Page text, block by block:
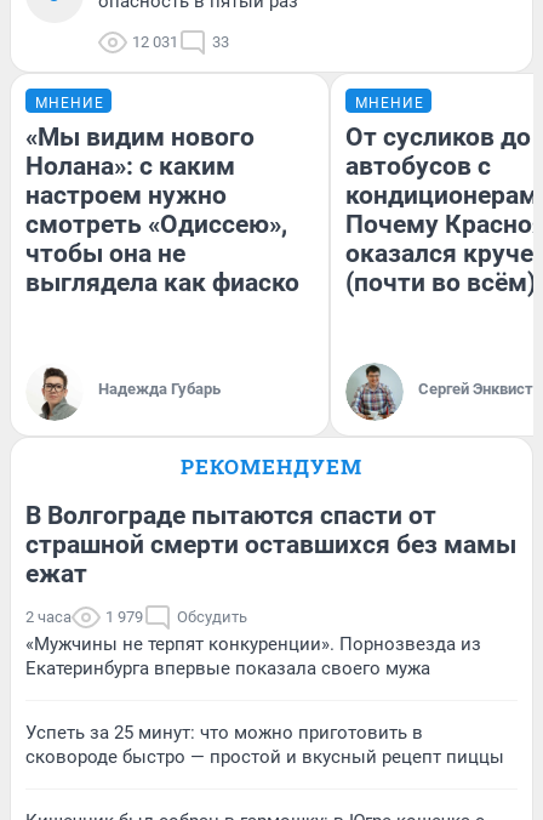
12 031 33
МНЕНИЕ
«Мы видим нового
Нолана»: с каким
настроем нужно
смотреть «Одиссею»,
чтобы она не
выглядела как фиаско
Надежда Губарь
МНЕНИЕ
От сусликов до
автобусов с
Почему
оказался
(почти во всём)
Сергей Энквист
РЕКОМЕНДУЕМ
В Волгограде пытаются спасти от
страшной смерти оставшихся без мамы
ежат
2 часа 1 979 Обсудить
«Мужчины не терпят конкуренции». Порнозвезда из
Екатеринбурга впервые показала своего мужа
Успеть за 25 минут: что можно приготовить в
сковороде быстро — простой и вкусный рецепт пиццы